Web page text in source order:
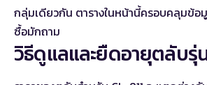
กลุ่มเดียวกัน ตารางในหน้านี้ครอบคลุมข้อ
ซื้อมักถาม
วิธีดูแลและยืดอายุตลับรุ่น